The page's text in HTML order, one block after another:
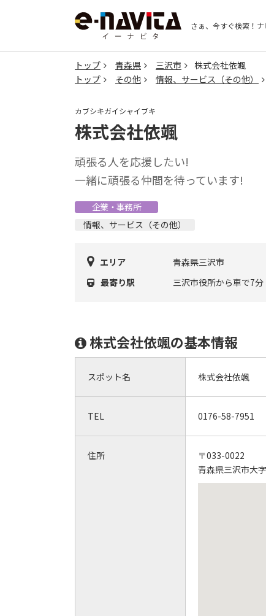
さぁ、今すぐ検索！
トップ 青森県 三沢市
株式会社依颯
トップ
その他 情報、サービス（その他）
カブシキガイシャイブキ
株式会社依颯
頑張る人を応援したい!
一緒に頑張る仲間を待っています!
企業・事務所
情報、サービス（その他）
エリア
青森県三沢市
最寄り駅
三沢市役所から車で7分
株式会社依颯の基本情報
スポット名 株式会社依颯
TEL 0176-58-7951
住所
〒033-0022
青森県三沢市大